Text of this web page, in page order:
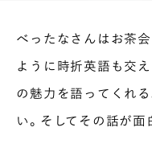
べったなさんはお茶
ように時折英語も交
の魅力を語ってくれ
い。そしてその話が面